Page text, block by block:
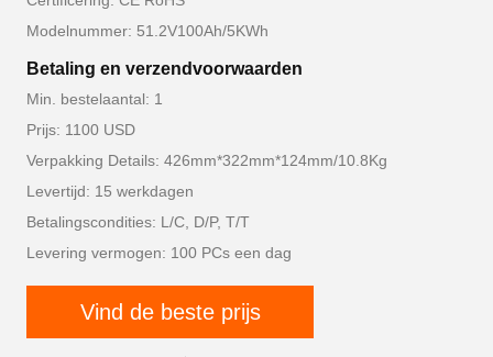
Modelnummer: 51.2V100Ah/5KWh
Betaling en verzendvoorwaarden
Min. bestelaantal: 1
Prijs: 1100 USD
Verpakking Details: 426mm*322mm*124mm/10.8Kg
Levertijd: 15 werkdagen
Betalingscondities: L/C, D/P, T/T
Levering vermogen: 100 PCs een dag
Vind de beste prijs